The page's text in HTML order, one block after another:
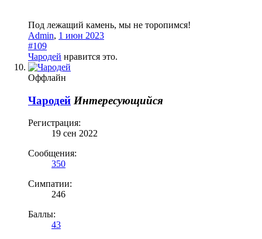
Под лежащий камень, мы не торопимся!
Admin, 1 июн 2023
#109
Чародей нравится это.
Оффлайн
Чародей Интересующийся
Регистрация:
19 сен 2022
Сообщения:
350
Симпатии:
246
Баллы:
43